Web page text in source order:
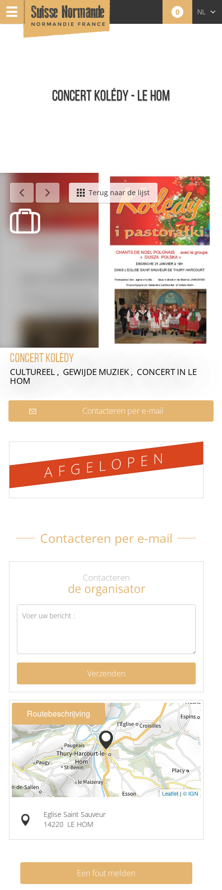
0 NL
CONCERT KOLÉDY - LE HOM
Agenda - NederlandsTerug naar de lijst
Concert Kolédy
CULTUREEL , GEWIJDE MUZIEK , CONCERTIN LE
HOM
Contacteren per e-mail
AFGELOPEN
Contacteren per e-mail
Contacteren
de organisator
Verzenden
Routebeschrijving
Leaflet | © IGN
Eglise Saint Sauveur
14220 LE HOM
Een fout melden